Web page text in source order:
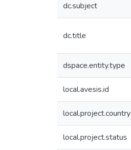
dc.subject
dc.title
dspace.entity.type
local.avesis.id
local.project.country
local.project.status